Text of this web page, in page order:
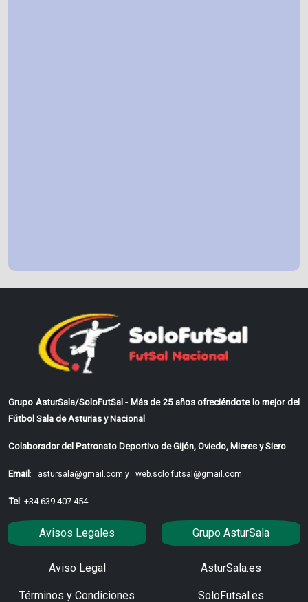
Grupo AsturSala/SoloFutSal - Más de 25 años ofreciéndote lo mejor del
Fútbol Sala de Asturias y Nacional
Colaborador del Patronato Deportivo de Gijón, Oviedo, Mieres y Siero
Email: astursala@gmail.com y web.solo.futsal@gmail.com
Tel: +34 639 407 454
Avisos Legales
Aviso Legal
Términos y Condiciones
Grupo AsturSala
AsturSala.es
SoloFutsal.es